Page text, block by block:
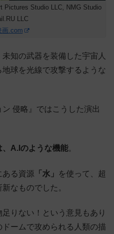
Pictures Studio LLC, NMG Studio
LLC
画.com
知の武器を装備した宇宙人
球を光線で攻撃するような
侵略』ではこうした演出
A.Iのような機能。
ある資源 「水」
を使って、超
なものでした。
りない！という意見もあり
ームで攻められる人類の描